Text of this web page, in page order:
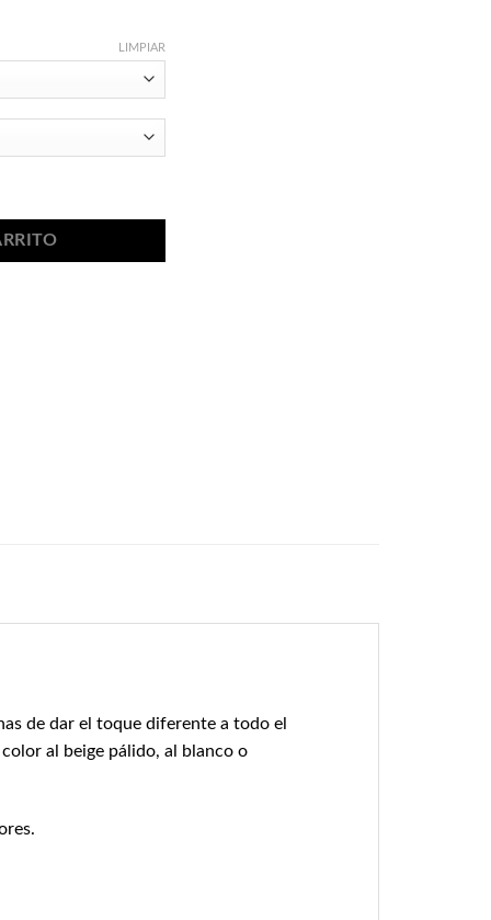
LIMPIAR
de dar el toque diferente a todo el
al beige pálido, al blanco o